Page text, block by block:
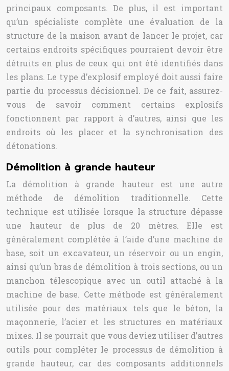
principaux composants. De plus, il est important
qu’un spécialiste complète une évaluation de la
structure de la maison avant de lancer le projet, car
certains endroits spécifiques pourraient devoir être
détruits en plus de ceux qui ont été identifiés dans
les plans. Le type d’explosif employé doit aussi faire
partie du processus décisionnel. De ce fait, assurez-
vous de savoir comment certains explosifs
fonctionnent par rapport à d’autres, ainsi que les
endroits où les placer et la synchronisation des
détonations.
Démolition à grande hauteur
La démolition à grande hauteur est une autre
méthode de démolition traditionnelle. Cette
technique est utilisée lorsque la structure dépasse
une hauteur de plus de 20 mètres. Elle est
généralement complétée à l’aide d’une machine de
base, soit un excavateur, un réservoir ou un engin,
ainsi qu’un bras de démolition à trois sections, ou un
manchon télescopique avec un outil attaché à la
machine de base. Cette méthode est généralement
utilisée pour des matériaux tels que le béton, la
maçonnerie, l’acier et les structures en matériaux
mixes. Il se pourrait que vous deviez utiliser d’autres
outils pour compléter le processus de démolition à
grande hauteur, car des composants additionnels